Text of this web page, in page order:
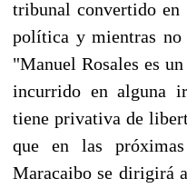
tribunal convertido en
política y mientras no
"Manuel Rosales es
incurrido en alguna
tiene privativa de
que en las
Maracaibo se dirigirá